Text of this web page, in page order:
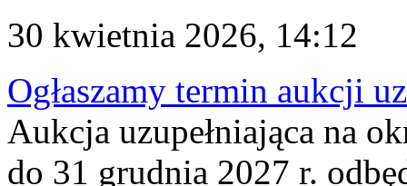
30 kwietnia 2026, 14:12
Ogłaszamy termin aukcji
Aukcja uzupełniająca na
do 31 grudnia 2027 r.